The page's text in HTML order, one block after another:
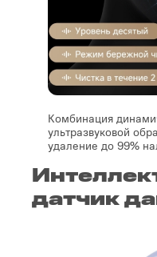
Комбинация
ультразвуковой
удаление до 99%
датчик